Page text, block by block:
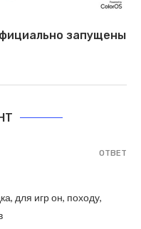
запущены
для игр он, походу,
ОТВЕТ